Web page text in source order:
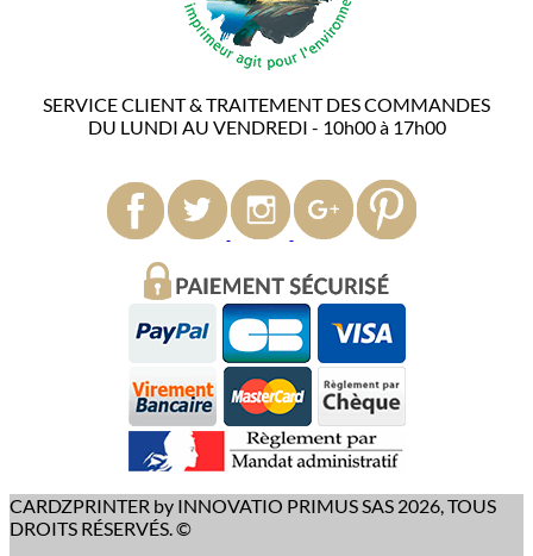
SERVICE CLIENT & TRAITEMENT DES COMMANDES
DU LUNDI AU VENDREDI - 10h00 à 17h00
CARDZPRINTER by INNOVATIO PRIMUS SAS 2026, TOUS
DROITS RÉSERVÉS. ©